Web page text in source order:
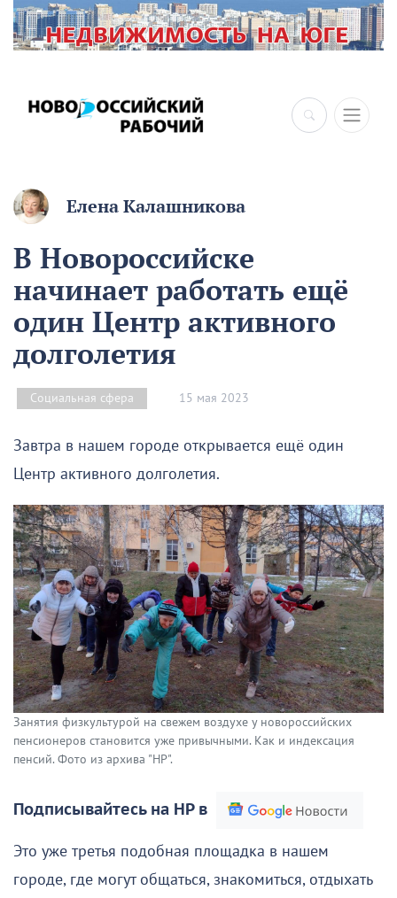
Елена Калашникова
В Новороссийске
начинает работать ещё
один Центр активного
долголетия
Социальная сфера 15 мая 2023
Завтра в нашем городе открывается ещё один
Центр активного долголетия.
Занятия физкультурой на свежем воздухе у новороссийских
пенсионеров становится уже привычными. Как и индексация
пенсий. Фото из архива "НР".
Подписывайтесь на НР в
Это уже третья подобная площадка в нашем
городе, где могут общаться, знакомиться, отдыхать